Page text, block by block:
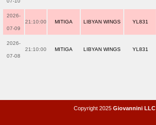
2026-
07-09
21:10:00 MITIGA LIBYAN WINGS YL831
2026-
07-08
21:10:00 MITIGA LIBYAN WINGS YL831
Copyright 2025 Giovannini LLC